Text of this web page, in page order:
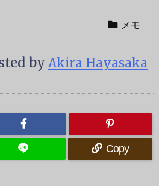
メモ
by Akira Hayasaka
Copy